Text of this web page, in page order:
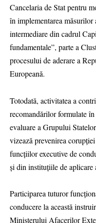
Cancelaria de Stat pentru
în implementarea
intermediare din cadrul
fundamentale”, parte a
procesului de aderare a
Europeană.
Totodată, activitatea a
recomandărilor formulate
evaluare a Grupului
vizează prevenirea
funcțiilor executive de
și din instituțiile de aplicare
Participarea tuturor
conducere la această
Ministerului Afacerilor